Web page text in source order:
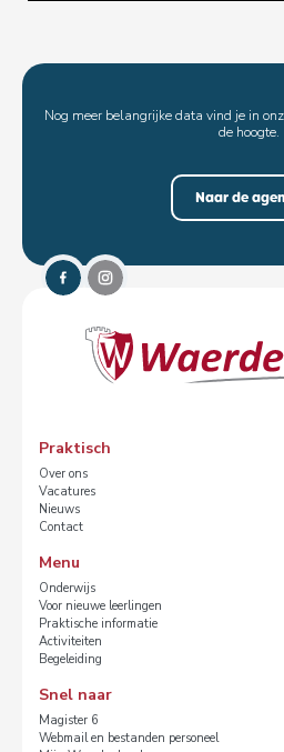
Nog meer belangrijke data vind je in
de hoogte.
Naar de
Praktisch
Over ons
Vacatures
Nieuws
Contact
Menu
Onderwijs
Voor nieuwe leerlingen
Praktische informatie
Activiteiten
Begeleiding
Snel naar
Magister 6
Webmail en bestanden personeel